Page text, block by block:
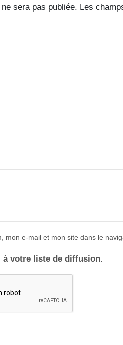
sera pas publiée. Les
mon e-mail et mon site dans le
à votre liste de diffusion.